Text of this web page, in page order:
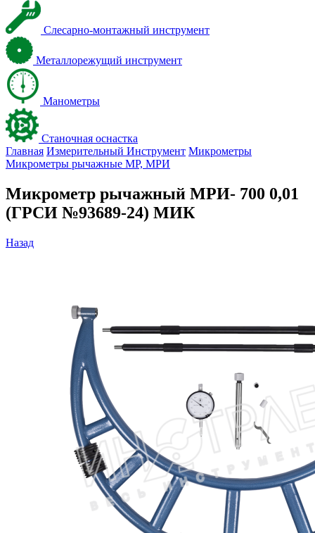
Слесарно-монтажный инструмент
Металлорежущий инструмент
Манометры
Станочная оснастка
Главная Измерительный Инструмент Микрометры
Микрометры рычажные МР, МРИ
Микрометр рычажный МРИ- 700 0,01
(ГРСИ №93689-24) МИК
Назад